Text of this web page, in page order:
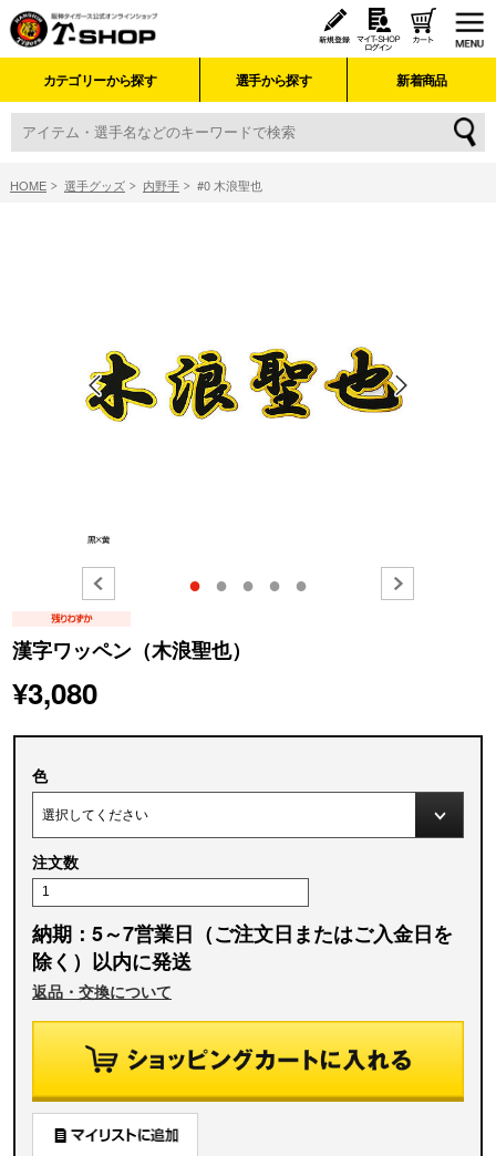
カテゴリーから探す 選手から探す 新着商品
HOME 選手グッズ 内野手 #0 木浪聖也
● ● ● ● ●
漢字ワッペン（木浪聖也）
¥3,080
色
注文数
納期：5～7営業日（ご注文日またはご入金日を
除く）以内に発送
返品・交換について